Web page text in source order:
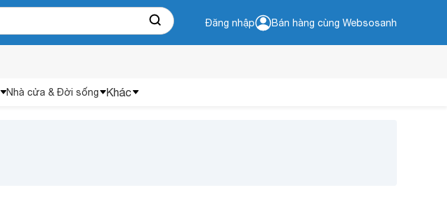
Đăng nhập Bán hàng cùng Websosanh
Nhà cửa & Đời sống Khác